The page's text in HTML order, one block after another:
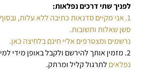
לפניך שתי דרכים נפלאות:
1. אני מקיים סדנאות כתיבה ללא עלות,
סשן שאלות ותשובות.
נרשמים ומצטרפים אליי חינם בלחיצה כאן.
2. מזמין אותך להירשם ולקבל באופן מידי למייל
נפלאים לתרגול קליל ומרתק.